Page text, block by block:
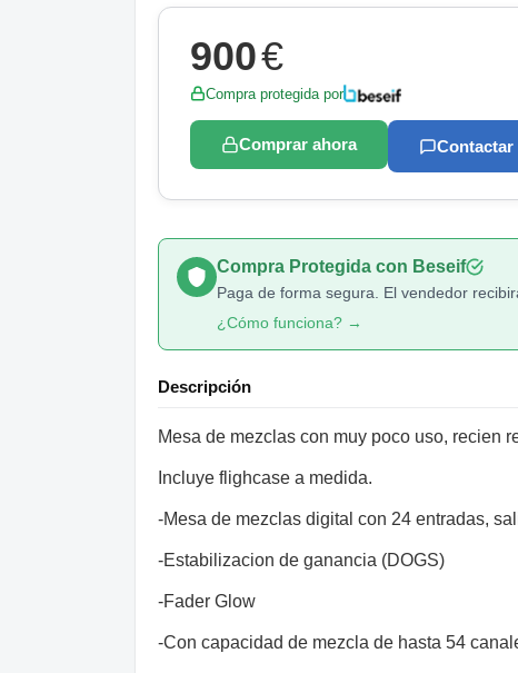
900€
Compra protegida por
Comprar ahora Contactar
Compra Protegida con Beseif
Paga de forma segura. El vendedor
¿Cómo funciona? →
Descripción
Mesa de mezclas con muy poco uso, recien
Incluye flighcase a medida.
-Mesa de mezclas digital con 24 entradas,
-Estabilizacion de ganancia (DOGS)
-Fader Glow
-Con capacidad de mezcla de hasta 54